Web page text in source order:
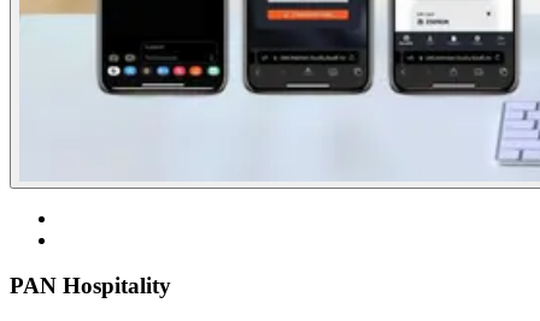
PAN Hospitality